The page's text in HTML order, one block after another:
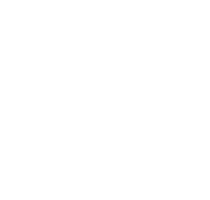
康盃保齡球聯誼賽
動日期 : 8/15